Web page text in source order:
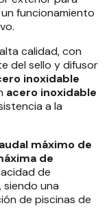
funcionamiento
calidad, con
del sello y difusor
inoxidable
acero inoxidable
a la
máximo de
de
de
, siendo una
de piscinas de